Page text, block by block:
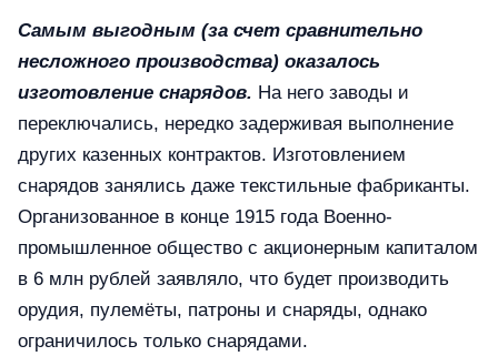
Самым выгодным (за счет сравнительно
несложного производства) оказалось
изготовление снарядов. На него заводы и
переключались, нередко задерживая выполнение
других казенных контрактов. Изготовлением
снарядов занялись даже текстильные фабриканты.
Организованное в конце 1915 года Военно-
промышленное общество с акционерным капиталом
в 6 млн рублей заявляло, что будет производить
орудия, пулемёты, патроны и снаряды, однако
ограничилось только снарядами.